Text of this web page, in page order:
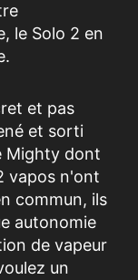
le Solo 2 en
et pas
et sorti
Mighty dont
vapos n'ont
commun, ils
autonomie
de vapeur
un